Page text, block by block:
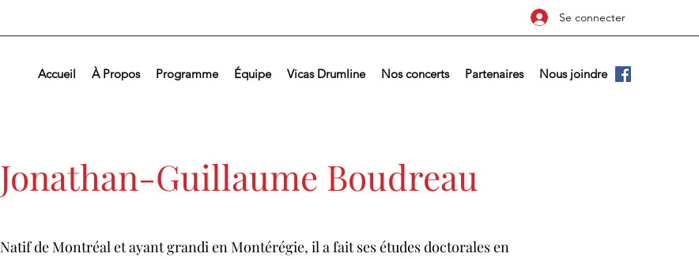
Se connecter
Accueil À Propos Programme Équipe Vicas Drumline Nos concerts Partenaires Nous joindre
Jonathan-Guillaume Boudreau
Natif de Montréal et ayant grandi en Montérégie, il a fait ses études doctorales en